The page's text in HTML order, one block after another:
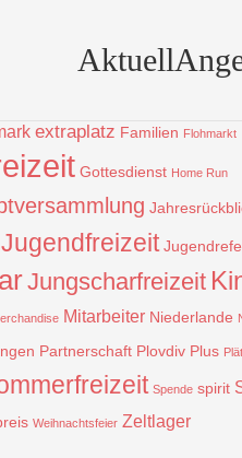
Aktuell
Bauprojekt Bulgarien
extraplatz Familien Flohmarkt
Gottesdienst Home Run
Jugendfreizeit
Jungscharfreizeit
Mitarbeiter Niederlande
Partnerschaft Plovdiv Plus
Spende spirit
Weihnachtsfeier Zeltlager